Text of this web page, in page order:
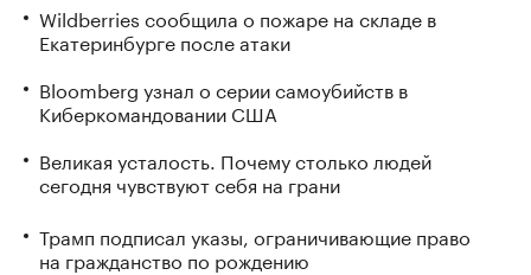
Wildberries сообщила о пожаре на складе в
Екатеринбурге после атаки
Bloomberg узнал о серии самоубийств в
Киберкомандовании США
Великая усталость. Почему столько людей
сегодня чувствуют себя на грани
Трамп подписал указы, ограничивающие право
на гражданство по рождению